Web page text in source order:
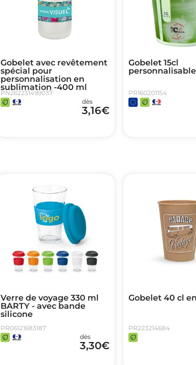
Gobelet avec revêtement
spécial pour
personnalisation en
sublimation -400 ml
PN262231499037
dès
3,16€
Gobelet 15cl
personnalisable
PR160201154
Verre de voyage 330 ml
BARTY - avec bande
silicone
PR06121683187
dès
3,30€
Gobelet 40 cl
PR223214684